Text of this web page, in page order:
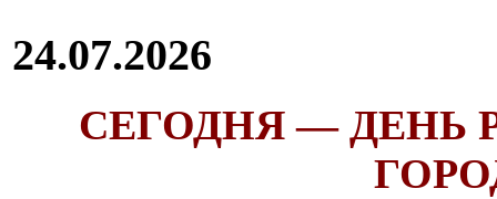
24.07.2026
СЕГОДНЯ — ДЕНЬ